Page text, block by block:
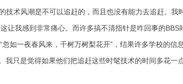
技术风潮是不可以追赶的，而且也没有能力去追赶。
让我感到非常痛心。而许多搞不清指针是咋回事的
如一夜春风来，千树万树梨花开”，结果许多学校的信
我只是觉得如果他们把追赶这些时髦技术的时间多花一